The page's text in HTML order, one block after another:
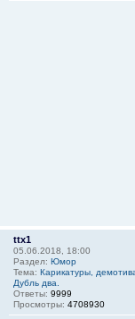
ttx1
05.06.2018, 18:00
Раздел: Юмор
Тема: Карикатуры,
Дубль два.
Ответы: 9999
Просмотры: 4708930